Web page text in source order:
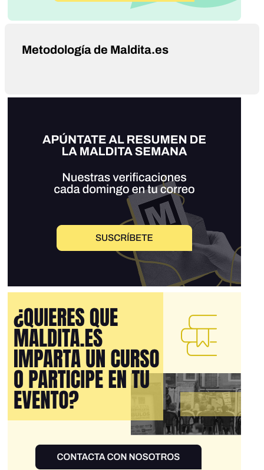
Metodología de Maldita.es